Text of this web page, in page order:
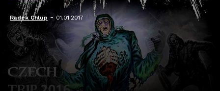
Radek Chlup - 01.01.2017